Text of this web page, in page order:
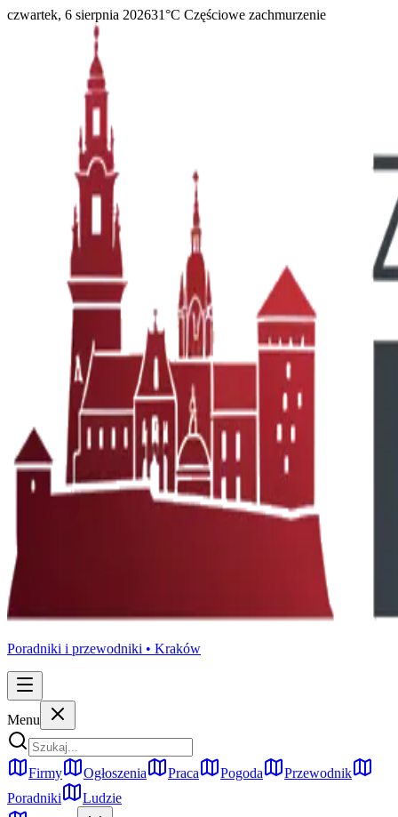
czwartek, 6 sierpnia 202631°C Częściowe zachmurzenie
Poradniki i przewodniki • Kraków
Menu
Firmy Ogłoszenia Praca Pogoda
Przewodnik
Poradniki
Ludzie